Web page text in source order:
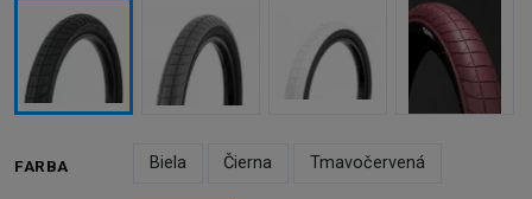
FARBA Biela Čierna Tmavočervená